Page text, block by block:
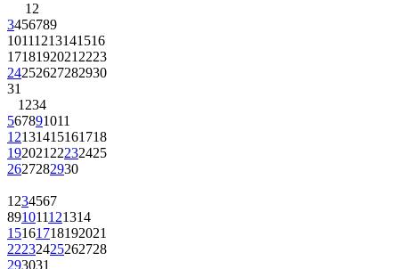
1 2
3456789
10111213141516
1718192021 2223
24252627282930
31
1 234
567891011
12131415161718
192021 22232425
2627282930
1 234567
891011121314
15161718192021
22232425262728
293031